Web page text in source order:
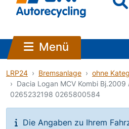
Menü
LRP24 Bremsanlage
ohne
Dacia Logan MCV Kombi
0265232198 0265800584
Die Angaben zu Ihrem